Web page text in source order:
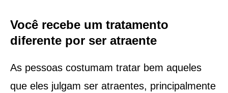
Você recebe um tratamento
diferente por ser atraente
As pessoas costumam tratar bem aqueles
que eles julgam ser atraentes, principalmente